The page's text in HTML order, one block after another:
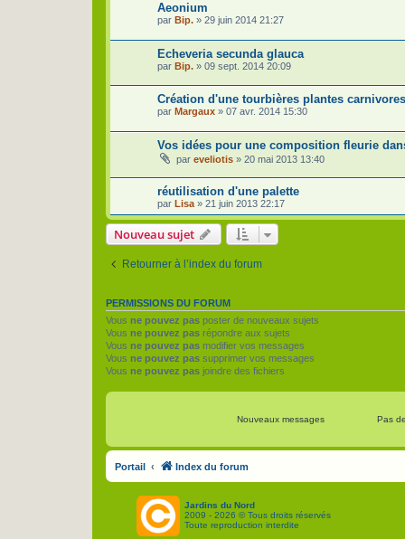
Aeonium
par Bip. » 29 juin 2014 21:27
Echeveria secunda glauca
par Bip. » 09 sept. 2014 20:09
Création d'une tourbières plantes
par Margaux » 07 avr. 2014 15:30
Vos idées pour une composition fleurie
par eveliotis » 20 mai 2013 13:40
réutilisation d'une palette
par Lisa » 21 juin 2013 22:17
Nouveau sujet
Retourner à l’index du forum
PERMISSIONS DU FORUM
Vous ne pouvez pas poster de nouveaux sujets
Vous ne pouvez pas répondre aux sujets
Vous ne pouvez pas modifier vos messages
Vous ne pouvez pas supprimer vos messages
Vous ne pouvez pas joindre des fichiers
Nouveaux messages Pas
Portail Index du forum
Jardins du Nord
2009 - 2026 © Tous droits réservés
Toute reproduction interdite